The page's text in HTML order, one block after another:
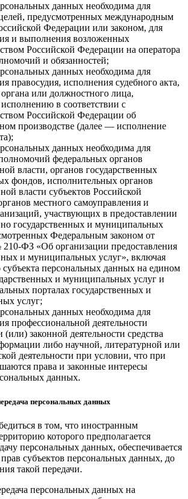
данных необходима для
предусмотренных международным
Федерации или законом, для
и выполнения возложенных
Российской Федерации на оператора
и обязанностей;
данных необходима для
правосудия, исполнения судебного акта,
органа или должностного лица,
в соответствии с
Российской Федерации об
производстве (далее — исполнение
данных необходима для
федеральных органов
власти, органов государственных
фондов, исполнительных органов
власти субъектов Российской
местного самоуправления и
участвующих в предоставлении
государственных и муниципальных
Федеральным законом от
ФЗ «Об организации предоставления
и муниципальных услуг», включая
персональных данных на едином
и муниципальных услуг и
порталах государственных и
услуг;
данных необходима для
профессиональной деятельности
(или) законной деятельности средства
либо научной, литературной или
деятельности при условии, что при
права и законные интересы
данных.
персональных данных
в том, что иностранным
которого предполагается
персональных данных, обеспечивается
прав субъектов персональных данных, до
такой передачи.
персональных данных на